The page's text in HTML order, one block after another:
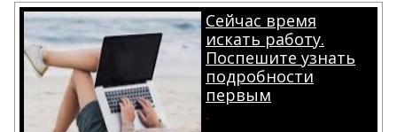
Сейчас время
искать работу.
Поспешите узнать
подробности
первым
.